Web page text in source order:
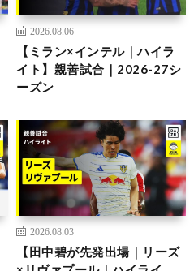
2026.08.06
【ミラン×インテル｜ハイラ
イト】親善試合｜2026-27シ
ーズン
2026.08.03
【田中碧が先発出場｜リーズ